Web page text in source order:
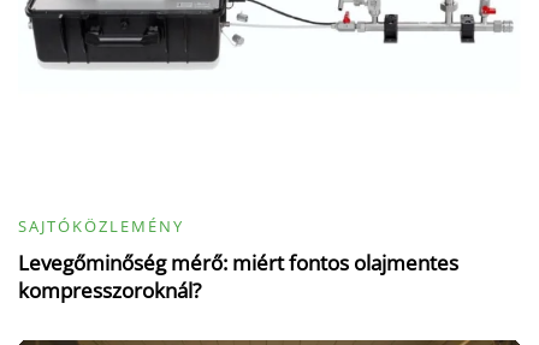
SAJTÓKÖZLEMÉNY
Levegőminőség mérő: miért fontos olajmentes
kompresszoroknál?